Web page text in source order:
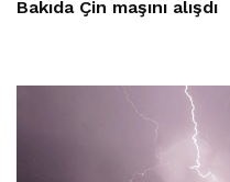
Bakıda Çin maşını alışdı